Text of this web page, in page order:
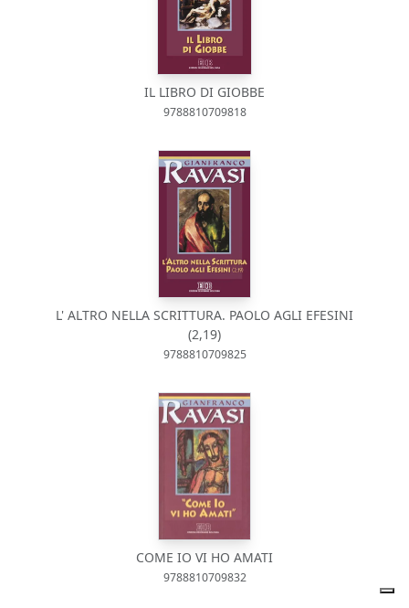
IL LIBRO DI GIOBBE
9788810709818
L' ALTRO NELLA SCRITTURA. PAOLO AGLI EFESINI
(2,19)
9788810709825
COME IO VI HO AMATI
9788810709832